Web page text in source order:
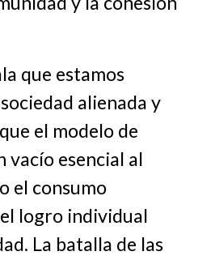
que estamos
alienada y
el modelo de
vacío esencial al
el consumo
logro individual
La batalla de las